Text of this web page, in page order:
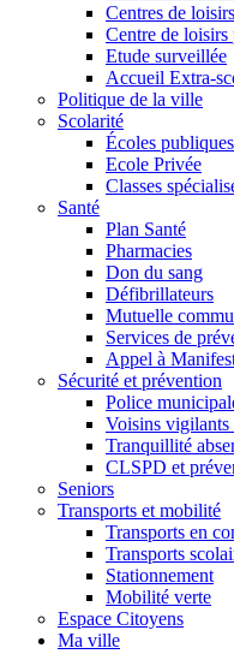
Centres de
Centre de loisirs
Etude surveillée
Accueil Extra-
Politique de la ville
Scolarité
Écoles publiques
Ecole Privée
Classes
Santé
Plan Santé
Pharmacies
Don du sang
Défibrillateurs
Mutuelle
Services de
Appel à
Sécurité et prévention
Police
Voisins vigilants
Tranquillité
CLSPD et
Seniors
Transports et mobilité
Transports en
Transports
Stationnement
Mobilité verte
Espace Citoyens
Ma ville